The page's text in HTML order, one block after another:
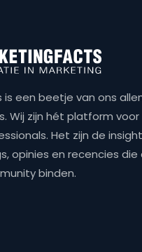
een beetje van ons
Wij zijn hét platform voor
Het zijn de
opinies en recencies die
binden.